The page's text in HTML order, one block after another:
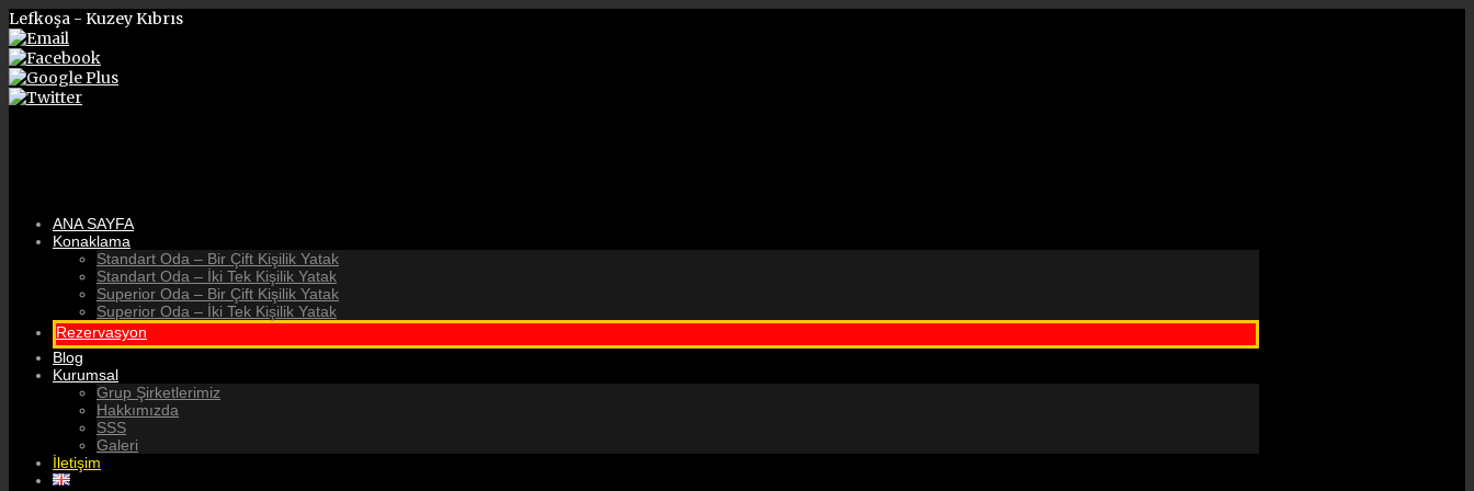
Lefkoşa - Kuzey Kıbrıs
ANA SAYFA
Konaklama
Standart Oda – Bir Çift Kişilik Yatak
Standart Oda – İki Tek Kişilik Yatak
Superior Oda – Bir Çift Kişilik Yatak
Superior Oda – İki Tek Kişilik Yatak
Rezervasyon
Blog
Kurumsal
Grup Şirketlerimiz
Hakkımızda
SSS
Galeri
İletişim